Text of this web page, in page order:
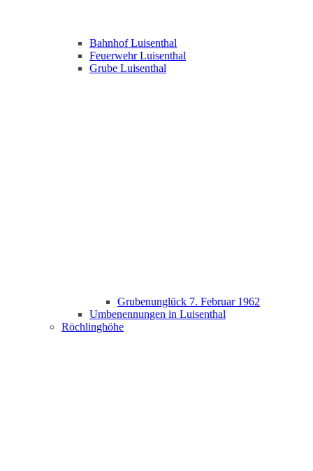
Bahnhof Luisenthal
Feuerwehr Luisenthal
Grube Luisenthal
Grubenunglück 7. Februar 1962
Umbenennungen in Luisenthal
Röchlinghöhe